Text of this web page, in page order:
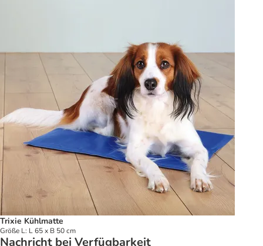
Trixie Kühlmatte
Größe L: L 65 x B 50 cm
Nachricht bei Verfügbarkeit